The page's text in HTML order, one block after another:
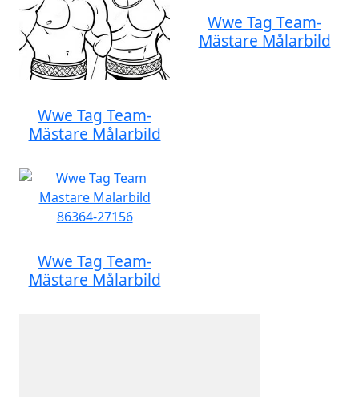
Wwe Tag Team-
Mästare Målarbild
Wwe Tag Team-
Mästare Målarbild
Wwe Tag Team-
Mästare Målarbild